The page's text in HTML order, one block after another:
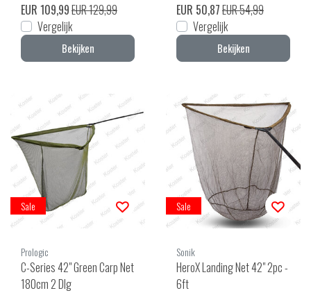
EUR 109,99EUR 129,99
Vergelijk
Bekijken
EUR 50,87EUR 54,99
Vergelijk
Bekijken
Sale
Prologic
C-Series 42" Green Carp Net
180cm 2 Dlg
Sale
Sonik
HeroX Landing Net 42" 2pc -
6ft